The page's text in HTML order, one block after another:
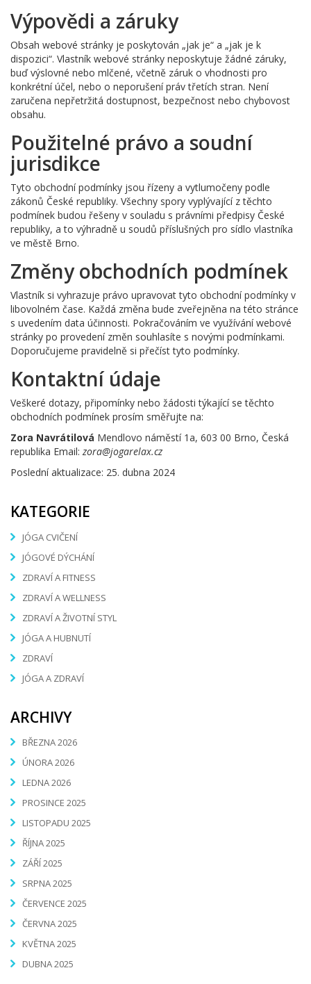
Výpovědi a záruky
Obsah webové stránky je poskytován „jak je“ a „jak je k
dispozici“. Vlastník webové stránky neposkytuje žádné záruky,
buď výslovné nebo mlčené, včetně záruk o vhodnosti pro
konkrétní účel, nebo o neporušení práv třetích stran. Není
zaručena nepřetržitá dostupnost, bezpečnost nebo chybovost
obsahu.
Použitelné právo a soudní
jurisdikce
Tyto obchodní podmínky jsou řízeny a vytlumočeny podle
zákonů České republiky. Všechny spory vyplývající z těchto
podmínek budou řešeny v souladu s právními předpisy České
republiky, a to výhradně u soudů příslušných pro sídlo vlastníka
ve městě Brno.
Změny obchodních podmínek
Vlastník si vyhrazuje právo upravovat tyto obchodní podmínky v
libovolném čase. Každá změna bude zveřejněna na této stránce
s uvedením data účinnosti. Pokračováním ve využívání webové
stránky po provedení změn souhlasíte s novými podmínkami.
Doporučujeme pravidelně si přečíst tyto podmínky.
Kontaktní údaje
Veškeré dotazy, připomínky nebo žádosti týkající se těchto
obchodních podmínek prosím směřujte na:
Zora Navrátilová Mendlovo náměstí 1a, 603 00 Brno, Česká
republika Email:zora@jogarelax.cz
Poslední aktualizace: 25. dubna 2024
KATEGORIE
JÓGA CVIČENÍ
JÓGOVÉ DÝCHÁNÍ
ZDRAVÍ A FITNESS
ZDRAVÍ A WELLNESS
ZDRAVÍ A ŽIVOTNÍ STYL
JÓGA A HUBNUTÍ
ZDRAVÍ
JÓGA A ZDRAVÍ
ARCHIVY
BŘEZNA 2026
ÚNORA 2026
LEDNA 2026
PROSINCE 2025
LISTOPADU 2025
ŘÍJNA 2025
ZÁŘÍ 2025
SRPNA 2025
ČERVENCE 2025
ČERVNA 2025
KVĚTNA 2025
DUBNA 2025